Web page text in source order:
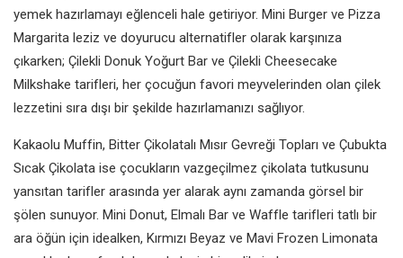
yemek hazırlamayı eğlenceli hale getiriyor. Mini Burger ve Pizza
Margarita leziz ve doyurucu alternatifler olarak karşınıza
çıkarken; Çilekli Donuk Yoğurt Bar ve Çilekli Cheesecake
Milkshake tarifleri, her çocuğun favori meyvelerinden olan çilek
lezzetini sıra dışı bir şekilde hazırlamanızı sağlıyor.
Kakaolu Muffin, Bitter Çikolatalı Mısır Gevreği Topları ve Çubukta
Sıcak Çikolata ise çocukların vazgeçilmez çikolata tutkusunu
yansıtan tarifler arasında yer alarak aynı zamanda görsel bir
şölen sunuyor. Mini Donut, Elmalı Bar ve Waffle tarifleri tatlı bir
ara öğün için idealken, Kırmızı Beyaz ve Mavi Frozen Limonata